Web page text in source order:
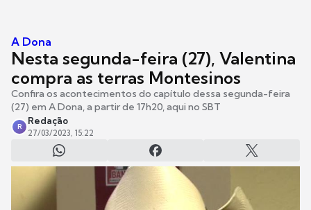
A Dona
Nesta segunda-feira (27), Valentina
compra as terras Montesinos
Confira os acontecimentos do capítulo dessa segunda-feira
(27) em A Dona, a partir de 17h20, aqui no SBT
R
Redação
27/03/2023, 15:22